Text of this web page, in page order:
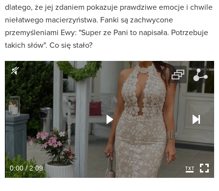
dlatego, że jej zdaniem pokazuje prawdziwe emocje i chwile
niełatwego macierzyństwa. Fanki są zachwycone
przemyśleniami Ewy: "Super ze Pani to napisała. Potrzebuje
takich słów". Co się stało?
0:00 / 2:09